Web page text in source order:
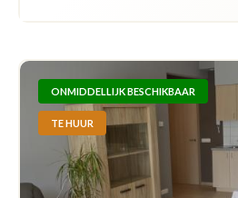
ONMIDDELLIJK BESCHIKBAAR
TE HUUR